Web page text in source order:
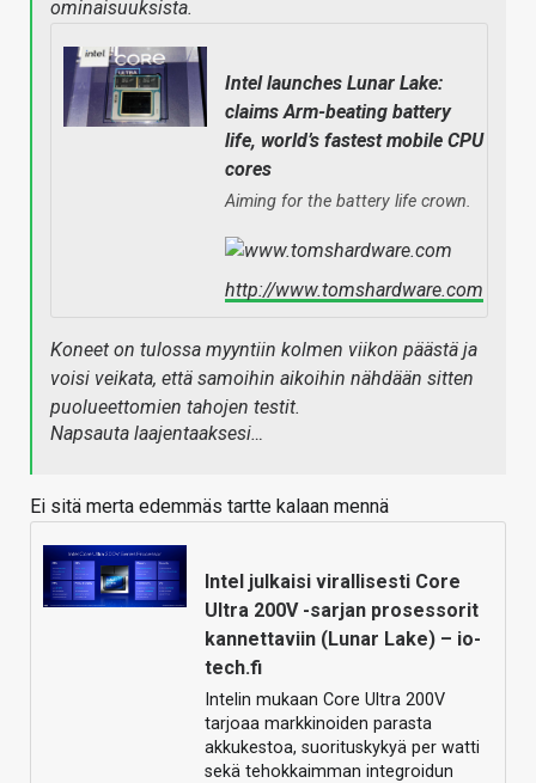
ominaisuuksista.
Intel launches Lunar Lake:
claims Arm-beating battery
life, world’s fastest mobile CPU
cores
Aiming for the battery life crown.
http://www.tomshardware.com
Koneet on tulossa myyntiin kolmen viikon päästä ja
voisi veikata, että samoihin aikoihin nähdään sitten
puolueettomien tahojen testit.
Napsauta laajentaaksesi…
Ei sitä merta edemmäs tartte kalaan mennä
Intel julkaisi virallisesti Core
Ultra 200V -sarjan prosessorit
kannettaviin (Lunar Lake) – io-
tech.fi
Intelin mukaan Core Ultra 200V
tarjoaa markkinoiden parasta
akkukestoa, suorituskykyä per watti
sekä tehokkaimman integroidun